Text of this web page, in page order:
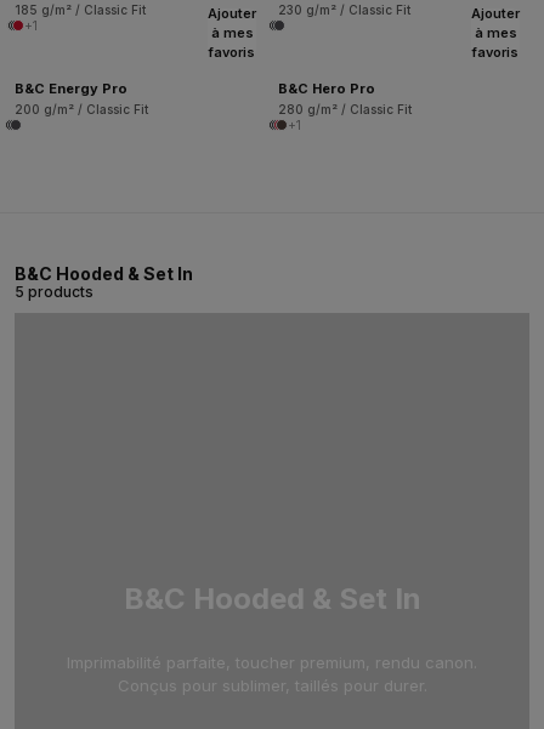
185 g/m² / Classic Fit
+1
230 g/m² / Classic Fit
Ajouter
à mes
favoris
B&C Energy Pro
200 g/m² / Classic Fit
Ajouter
à mes
favoris
B&C Hero Pro
280 g/m² / Classic Fit
+1
B&C Hooded & Set In
5 products
B&C Hooded & Set In
Imprimabilité parfaite, toucher premium, rendu canon.
Conçus pour sublimer, taillés pour durer.